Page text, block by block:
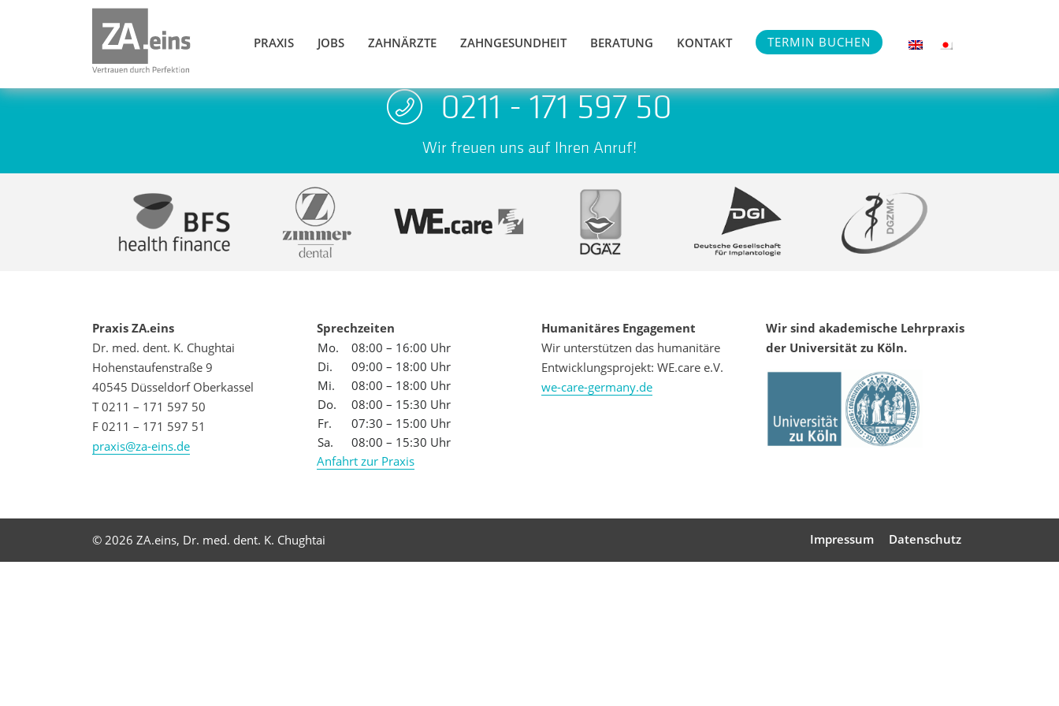
PRAXIS JOBS ZAHNÄRZTE ZAHNGESUNDHEIT BERATUNG KONTAKT TERMIN BUCHEN
0211 - 171 597 50
Wir freuen uns auf Ihren Anruf!
Praxis ZA.eins
Dr. med. dent. K. Chughtai
Hohenstaufenstraße 9
40545 Düsseldorf Oberkassel
T 0211 – 171 597 50
F 0211 – 171 597 51
praxis@za-eins.de
Sprechzeiten
Mo.
08:00 – 16:00 Uhr
Di.
09:00 – 18:00 Uhr
Mi.
08:00 – 18:00 Uhr
Do.
08:00 – 15:30 Uhr
Fr.
07:30 – 15:00 Uhr
Sa.
08:00 – 15:30 Uhr
Anfahrt zur Praxis
Humanitäres Engagement
Wir unterstützen das humanitäre
Entwicklungsprojekt: WE.care e.V.
we-care-germany.de
Wir sind akademische Lehrpraxis
der Universität zu Köln.
© 2026 ZA.eins, Dr. med. dent. K. Chughtai Impressum Datenschutz